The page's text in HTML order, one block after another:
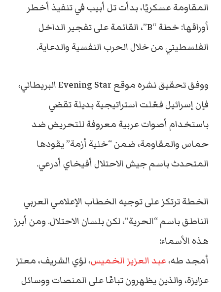
المقاومة عسكريًا، بدأت تل أبيب في تنفيذ أخطر
أوراقها: خطة “B”، القائمة على تفجير الداخل
الفلسطيني من خلال الحرب النفسية والدعاية.
ووفق تحقيق نشره موقع Evening Star البريطاني،
فإن إسرائيل فعّلت استراتيجية بديلة تقضي
باستخدام أصوات عربية معروفة للتحريض ضد
حماس والمقاومة، ضمن “خلية أزمة” يقودها
المتحدث باسم جيش الاحتلال أفيخاي أدرعي.
الخطة ترتكز على توجيه الخطاب الإعلامي العربي
الناطق باسم “الحرية”، لكن بلسان الاحتلال. ومن أبرز
هذه الأسماء:
أمجد طه،عبد العزيز الخميس، لؤي الشريف، معتز
عزايزة، والذين يظهرون تباعًا على المنصات ووسائل